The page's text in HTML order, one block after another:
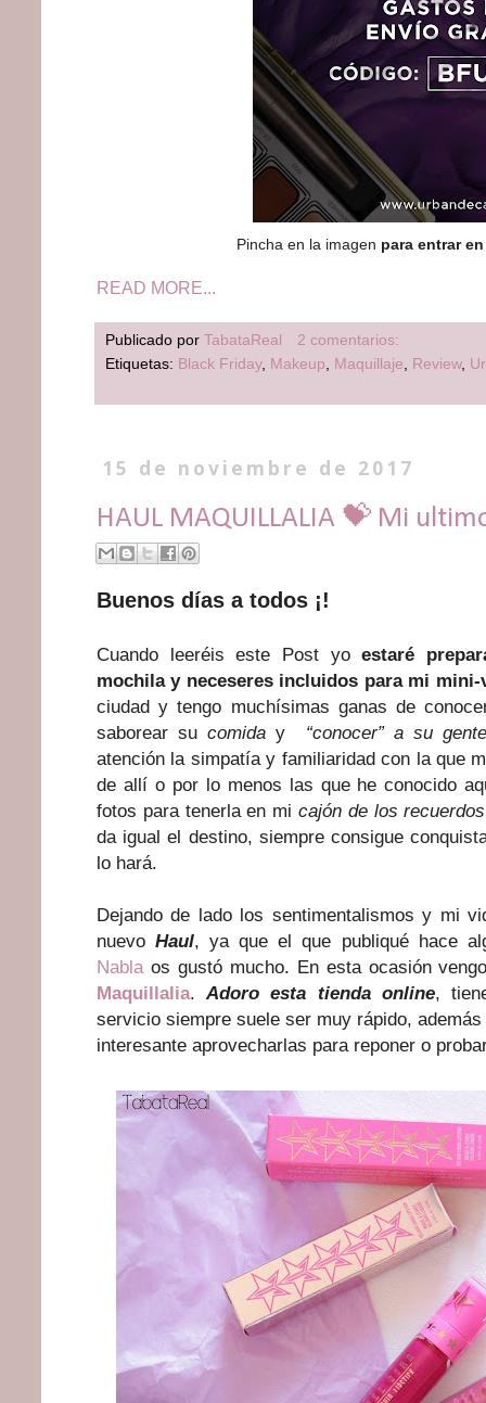
Pincha en la imagen para entrar
READ MORE...
Publicado por TabataReal
2 comentarios:
Etiquetas: Black Friday, Makeup Maquillaje Review,
15 de noviembre de 2017
HAUL MAQUILLALIA 💝 Mi
Buenos días a todos ¡!
Cuando leeréis este Post yoestaré
mochila y neceseres incluidos para mi mini-
ciudad y tengo muchísimas ganas de
saborear sucomida y “conocer” a su
atención la simpatía y familiaridad con la que
de allí o por lo menos las que he conocido
fotos para tenerla en mi cajón de los recuerdos
da igual el destino, siempre consigue
lo hará.
Dejando de lado los sentimentalismos y mi
nuevoHaul, ya que el que publiqué hace
Nabla os gustó mucho. En esta ocasión
Maquillalia.Adoro esta tienda online,
servicio siempre suele ser muy rápido,
interesante aprovecharlas para reponer o